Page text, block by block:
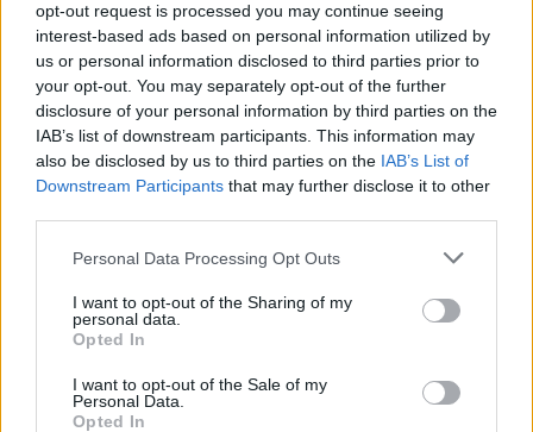
opt-out request is processed you may continue seeing
interest-based ads based on personal information utilized by
us or personal information disclosed to third parties prior to
your opt-out. You may separately opt-out of the further
disclosure of your personal information by third parties on the
IAB’s list of downstream participants. This information may
also be disclosed by us to third parties on the IAB’s List of
Downstream Participants that may further disclose it to other
Personal Data Processing Opt Outs
I want to opt-out of the Sharing of my
personal data.
Opted In
I want to opt-out of the Sale of my
Personal Data.
Opted In
VÄXJÖ
Nybildad iransk förening i Växjö ordnade
festival